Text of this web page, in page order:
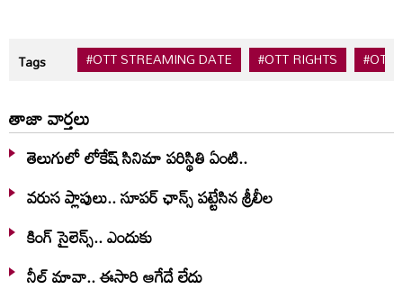
Tags #OTT STREAMING DATE #OTT RIGHTS #OTT
తాజా వార్తలు
తెలుగులో లోకేష్ సినిమా పరిస్థితి ఏంటి..
వరుస ప్లాపులు.. సూపర్ ఛాన్స్ పట్టేసిన శ్రీలీల
కింగ్ సైలెన్స్.. ఎందుకు
నీల్ మావా.. ఈసారి ఆగేదే లేదు